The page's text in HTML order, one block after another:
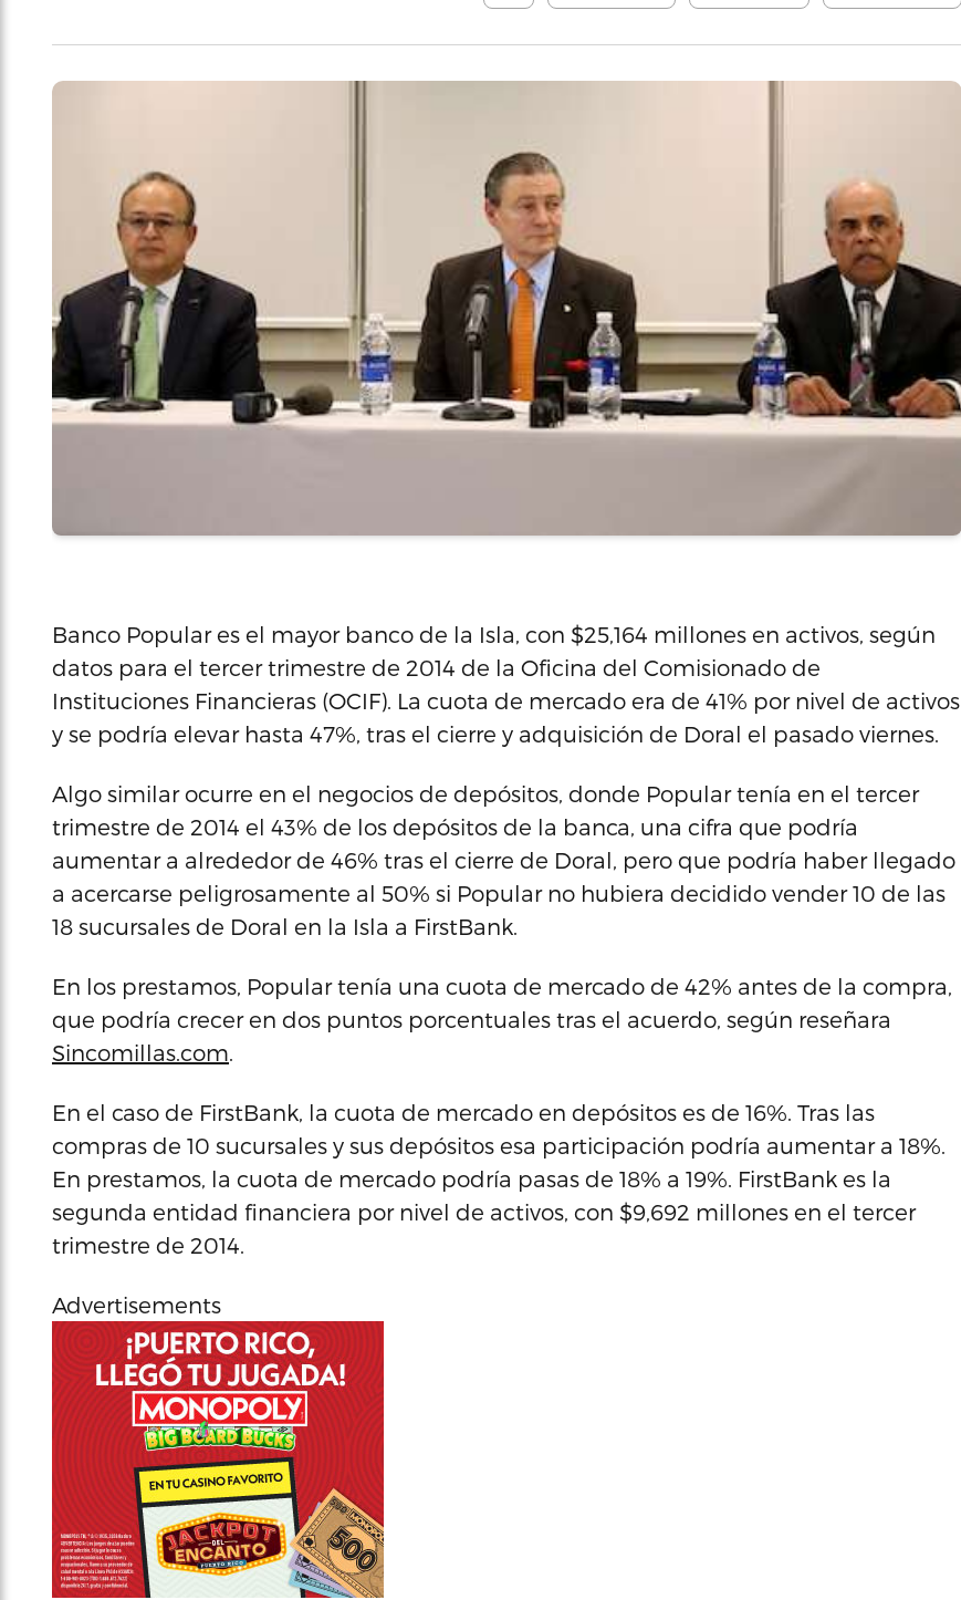
Banco Popular es el mayor banco de la Isla, con $25,164 millones en activos, según
datos para el tercer trimestre de 2014 de la Oficina del Comisionado de
Instituciones Financieras (OCIF). La cuota de mercado era de 41% por nivel de activos
y se podría elevar hasta 47%, tras el cierre y adquisición de Doral el pasado viernes.
Algo similar ocurre en el negocios de depósitos, donde Popular tenía en el tercer
trimestre de 2014 el 43% de los depósitos de la banca, una cifra que podría
aumentar a alrededor de 46% tras el cierre de Doral, pero que podría haber llegado
a acercarse peligrosamente al 50% si Popular no hubiera decidido vender 10 de las
18 sucursales de Doral en la Isla a FirstBank.
En los prestamos, Popular tenía una cuota de mercado de 42% antes de la compra,
que podría crecer en dos puntos porcentuales tras el acuerdo, según reseñara
Sincomillas.com.
En el caso de FirstBank, la cuota de mercado en depósitos es de 16%. Tras las
compras de 10 sucursales y sus depósitos esa participación podría aumentar a 18%.
En prestamos, la cuota de mercado podría pasas de 18% a 19%. FirstBank es la
segunda entidad financiera por nivel de activos, con $9,692 millones en el tercer
trimestre de 2014.
Advertisements